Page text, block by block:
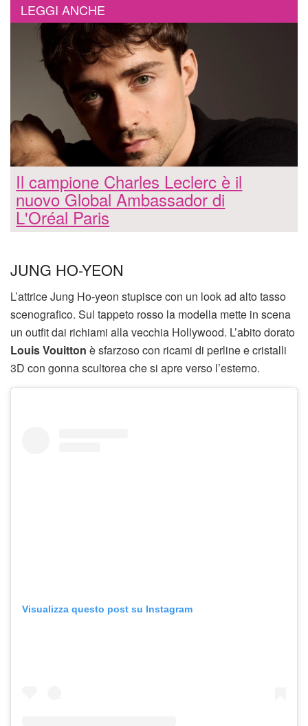
LEGGI ANCHE
Il campione Charles Leclerc è il
nuovo Global Ambassador di
L'Oréal Paris
JUNG HO-YEON
L’attrice Jung Ho-yeon stupisce con un look ad alto tasso
scenografico. Sul tappeto rosso la modella mette in scena
un outfit dai richiami alla vecchia Hollywood. L’abito dorato
Louis Vouitton è sfarzoso con ricami di perline e cristalli
3D con gonna scultorea che si apre verso l’esterno.
Visualizza questo post su Instagram